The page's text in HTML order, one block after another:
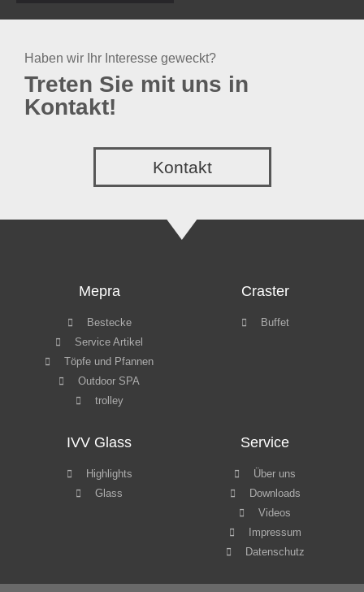
Haben wir Ihr Interesse geweckt?
Treten Sie mit uns in
Kontakt!
Kontakt
Mepra
Bestecke
Service Artikel
Töpfe und Pfannen
Outdoor SPA
trolley
Craster
Buffet
IVV Glass
Highlights
Glass
Service
Über uns
Downloads
Videos
Impressum
Datenschutz